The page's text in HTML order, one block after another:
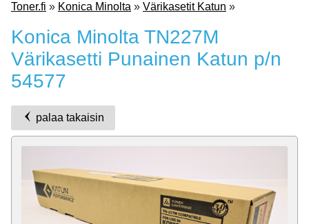
Toner.fi » Konica Minolta » Värikasetit Katun »
Konica Minolta TN227M
Värikasetti Punainen Katun p/n
54577
palaa takaisin